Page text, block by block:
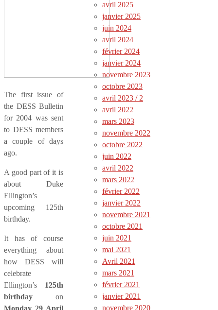
The first issue of
the DESS Bulletin
for 2004 was sent
to DESS members
a couple of days
ago.
A good part of it is
about Duke
Ellington’s
upcoming 125th
birthday.
It has of course
everything about
how DESS will
celebrate
Ellington’s 125th
birthday on
Monday 29 April
avril 2025
janvier 2025
juin 2024
avril 2024
février 2024
janvier 2024
novembre 2023
octobre 2023
avril 2023 / 2
avril 2022
mars 2023
novembre 2022
octobre 2022
juin 2022
avril 2022
mars 2022
février 2022
janvier 2022
novembre 2021
octobre 2021
juin 2021
mai 2021
Avril 2021
mars 2021
février 2021
janvier 2021
novembre 2020